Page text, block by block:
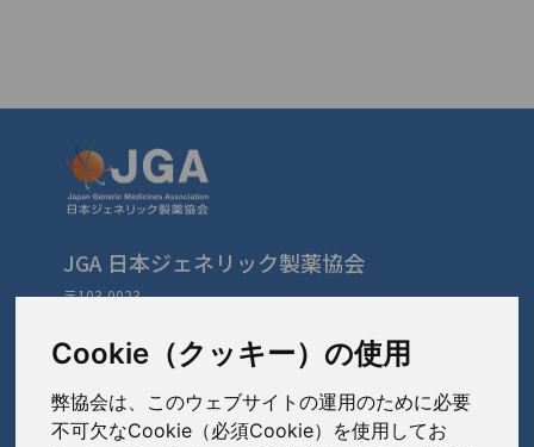
Cookie（クッキー）の使用
弊協会は、このウェブサイトの運用のために必要
不可欠なCookie（必須Cookie）を使用してお
JGA 日本ジェネリック製薬協会
〒103-0023
TEL: 03-3279-1890 / FAX: 03-3241-2978
会員会社（あ〜さ）